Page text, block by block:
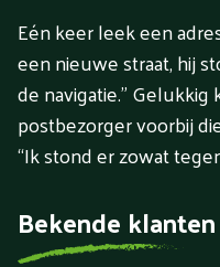
Eén keer leek een
een nieuwe straat, hij
de navigatie.”
postbezorger voorbij
“Ik stond er zowat
Bekende klanten